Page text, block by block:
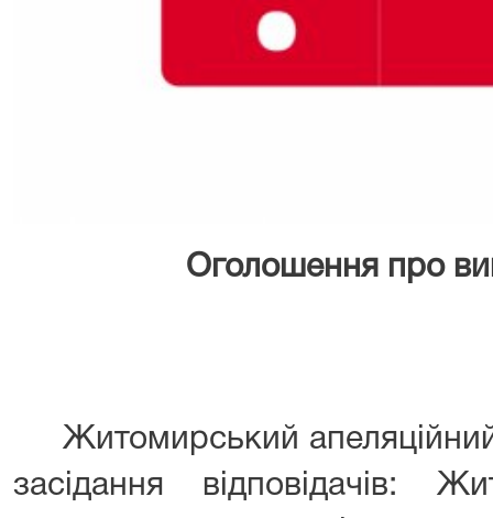
Оголошення про
Житомирський апеляційний
засідання відповідачів: